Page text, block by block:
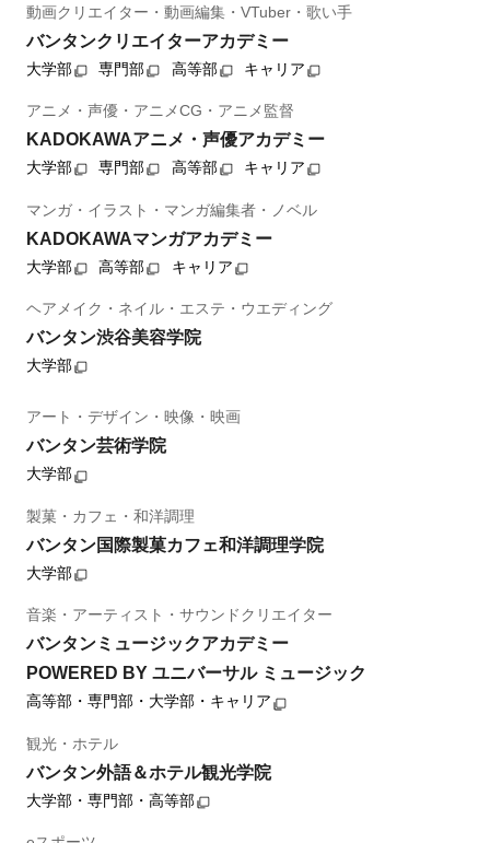
動画クリエイター・動画編集・VTuber・歌い手
バンタンクリエイターアカデミー
大学部 専門部 高等部 キャリア
アニメ・声優・アニメCG・アニメ監督
KADOKAWAアニメ・声優アカデミー
大学部 専門部 高等部 キャリア
マンガ・イラスト・マンガ編集者・ノベル
KADOKAWAマンガアカデミー
大学部 高等部 キャリア
ヘアメイク・ネイル・エステ・ウエディング
バンタン渋谷美容学院
大学部
アート・デザイン・映像・映画
バンタン芸術学院
大学部
製菓・カフェ・和洋調理
バンタン国際製菓カフェ和洋調理学院
大学部
音楽・アーティスト・サウンドクリエイター
バンタンミュージックアカデミー
POWERED BY ユニバーサル ミュージック
高等部・専門部・大学部・キャリア
観光・ホテル
バンタン外語＆ホテル観光学院
大学部・専門部・高等部